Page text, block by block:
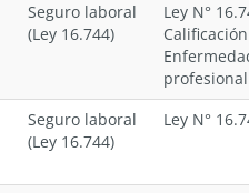
Seguro laboral
(Ley 16.744)
Ley N°
Calificación
profesional
Seguro laboral
(Ley 16.744)
Ley N°